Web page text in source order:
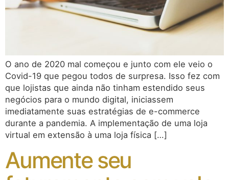
O ano de 2020 mal começou e junto com ele veio o
Covid-19 que pegou todos de surpresa. Isso fez com
que lojistas que ainda não tinham estendido seus
negócios para o mundo digital, iniciassem
imediatamente suas estratégias de e-commerce
durante a pandemia. A implementação de uma loja
virtual em extensão à uma loja física […]
Aumente seu